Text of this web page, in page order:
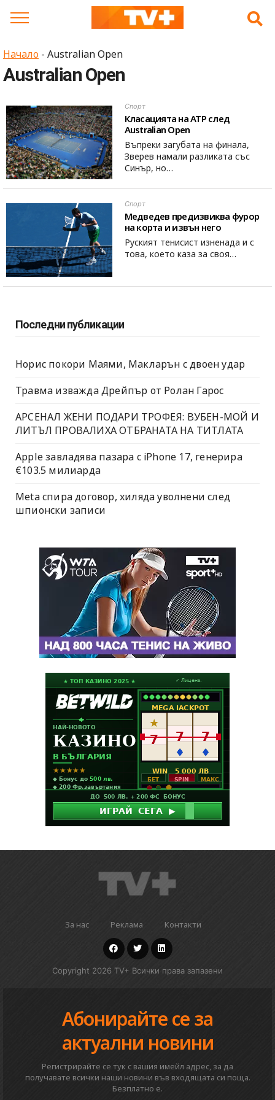
Начало - Australian Open
Australian Open
Спорт
Класацията на ATP след
Australian Open
Въпреки загубата на финала,
Зверев намали разликата със
Синър, но…
Спорт
Медведев предизвиква фурор
на корта и извън него
Руският тенисист изненада и с
това, което каза за своя…
Последни публикации
Норис покори Маями, Макларън с двоен удар
Травма изважда Дрейпър от Ролан Гарос
АРСЕНАЛ ЖЕНИ ПОДАРИ ТРОФЕЯ: ВУБЕН-МОЙ И
ЛИТЪЛ ПРОВАЛИХА ОТБРАНАТА НА ТИТЛАТА
Apple завладява пазара с iPhone 17, генерира
€103.5 милиарда
Meta спира договор, хиляда уволнени след
шпионски записи
За нас Реклама Контакти
Copyright 2026 TV+ Всички права запазени
Абонирайте се за
актуални новини
Регистрирайте се тук с вашия имейл адрес, за да
получавате всички наши новини във входящата си поща.
Безплатно е.